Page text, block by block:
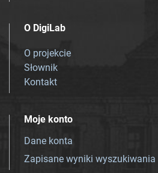
O DigiLab
O projekcie
Słownik
Kontakt
Moje konto
Dane konta
Zapisane wyniki wyszukiwania